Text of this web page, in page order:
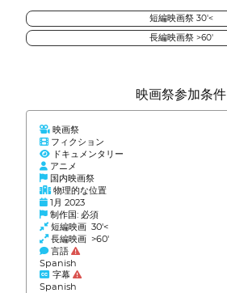
短編映画祭 30'<
長編映画祭 >60'
映画祭参加条件
映画祭
フィクション
ドキュメンタリー
アニメ
国内映画祭
物理的な位置
1月 2023
制作国: 必須
短編映画 30'<
長編映画 >60'
言語
Spanish
字幕
Spanish